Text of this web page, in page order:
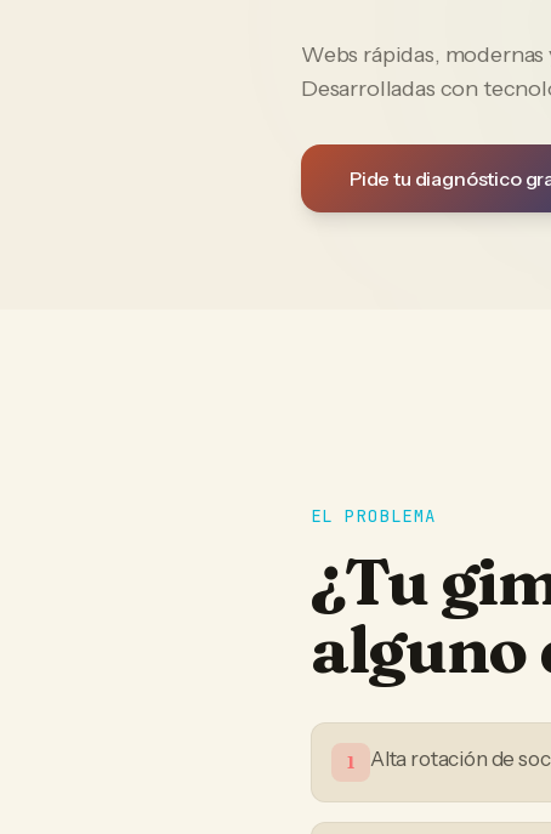
Webs rápidas,
Desarrolladas con
Pide tu diagnóstico
EL PROBLEMA
¿Tu
alguno
1 Alta rotación de